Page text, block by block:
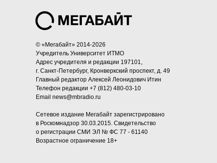
© «Мегабайт» 2014-2026
Учредитель Университет ИТМО
Адрес учредителя и редакции 197101,
г. Санкт-Петербург, Кронверкский проспект, д. 49
Главный редактор Алексей Леонидович Итин
Телефон редакции +7 (812) 480-03-10
Email news@mbradio.ru
Сетевое издание Мегабайт зарегистрировано
в Роскомнадзор 30.03.2015. Свидетельство
о регистрации СМИ ЭЛ № ФС 77 - 61140
Возрастное ограничение 18+